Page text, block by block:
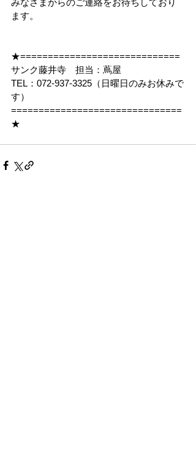
みなさまからのご連絡をお待ちしており
ます。
★=============================
サンク藤井寺　担当：蔦屋
TEL：072-937-3325（日曜日のみお休みで
す）
===============================
★